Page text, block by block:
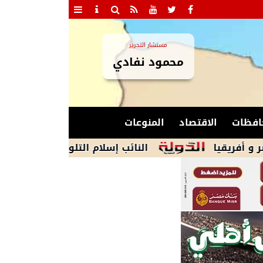
مستشار التحرير
محمود نفادي
الاقتصاد
المنوعات
النائب إسلام التلواني: منتدى الأعمال